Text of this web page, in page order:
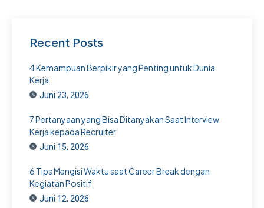
Recent Posts
4 Kemampuan Berpikir yang Penting untuk Dunia
Kerja
Juni 23, 2026
7 Pertanyaan yang Bisa Ditanyakan Saat Interview
Kerja kepada Recruiter
Juni 15, 2026
6 Tips Mengisi Waktu saat Career Break dengan
Kegiatan Positif
Juni 12, 2026